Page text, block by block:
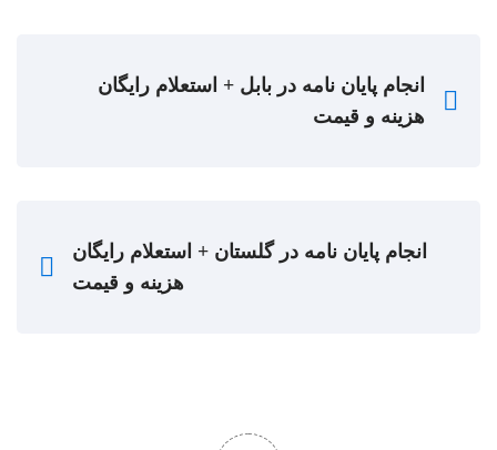
انجام پایان نامه در بابل + استعلام رایگان
هزینه و قیمت
انجام پایان نامه در گلستان + استعلام رایگان
هزینه و قیمت